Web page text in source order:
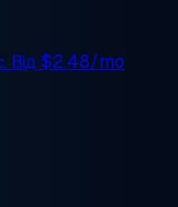
Від$2.48/mo